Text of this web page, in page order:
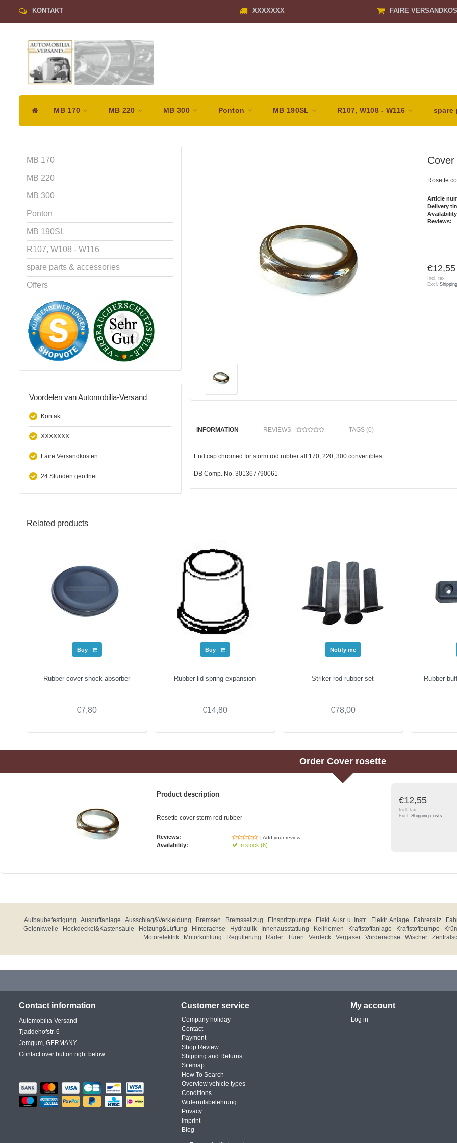
KONTAKT XXXXXXX FAIRE
MB 170 MB 220 MB 300 Ponton MB 190SL R107, W108 - W116 spare
MB 170
MB 220
MB 300
Ponton
MB 190SL
R107, W108 - W116
spare parts & accessories
Offers
Voordelen van Automobilia-Versand
Kontakt
XXXXXXX
Faire Versandkosten
24 Stunden geöffnet
Rosette
Article
Delivery
Reviews:
€12,55
Incl. tax
Excl.
INFORMATION REVIEWS TAGS (0)
End cap chromed for storm rod rubber all 170, 220, 300 convertibles
DB Comp. No. 301367790061
Related products
Buy
Rubber cover shock absorber
€7,80
Buy
Rubber lid spring expansion
€14,80
Notify me
Striker rod rubber set
€78,00
Rubber
Order Cover rosette
Product description
Rosette cover storm rod rubber
Reviews: | Add your review
Availability: In stock (6)
€12,55
Incl. tax
Excl. Shipping costs
Aufbaubefestigung Auspuffanlage Ausschlag&Verkleidung Bremsen Bremsseilzug Einspritzpumpe Elekt. Ausr. u. Instr. Elektr. Anlage Fahrersitz
Gelenkwelle
Heckdeckel&Kastensäule Heizung&Lüftung Hinterachse Hydraulik Innenausstattung Keilriemen Kraftstoffanlage Kraftstoffpumpe
Motorelektrik
Motorkühlung Regulierung Räder Türen Verdeck Vergaser Vorderachse Wischer
Contact information
Automobilia-Versand
Tjaddehofstr. 6
Jemgum, GERMANY
Contact over button right below
Customer service
Company holiday
Contact
Payment
Shop Review
Shipping and Returns
Sitemap
How To Search
Overview vehicle types
Conditions
Widerrufsbelehrung
Privacy
imprint
Blog
My account
Log in